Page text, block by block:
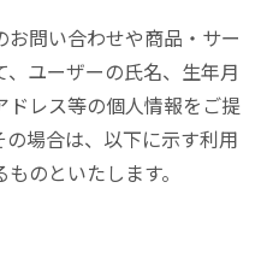
問い合わせや商品・サー
ユーザーの氏名、生年月
レス等の個人情報をご提
場合は、以下に示す利用
のといたします。